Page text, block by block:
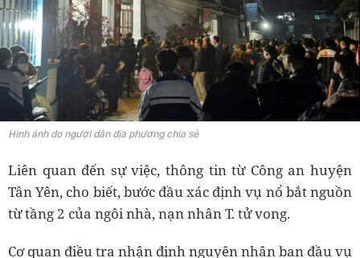
Hình ảnh do người dân địa phương chia sẻ
Liên quan đến sự việc, thông tin từ Công an huyện
Tân Yên, cho biết, bước đầu xác định vụ nổ bắt nguồn
từ tầng 2 của ngôi nhà, nạn nhân T. tử vong.
Cơ quan điều tra nhận định nguyên nhân ban đầu vụ